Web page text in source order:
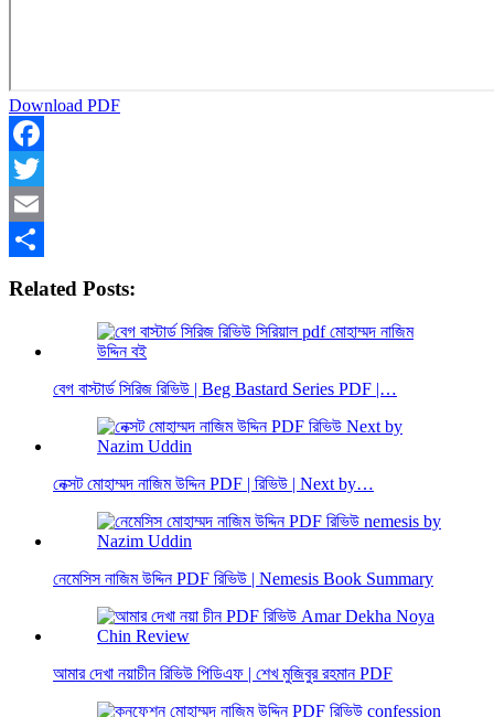
Download PDF
Facebook
Twitter
Email
Related Posts:
বেগ বাস্টার্ড সিরিজ রিভিউ | Beg Bastard Series PDF |…
নেক্সট মোহাম্মদ নাজিম উদ্দিন PDF | রিভিউ | Next by…
নেমেসিস নাজিম উদ্দিন PDF রিভিউ | Nemesis Book Summary
আমার দেখা নয়াচীন রিভিউ পিডিএফ | শেখ মুজিবুর রহমান PDF